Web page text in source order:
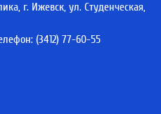
г. Ижевск, ул. Студенческая,
(3412) 77-60-55